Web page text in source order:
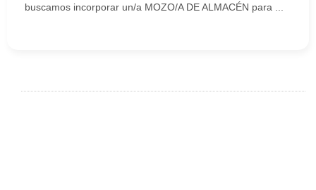
buscamos incorporar un/a MOZO/A DE ALMACÉN para ...